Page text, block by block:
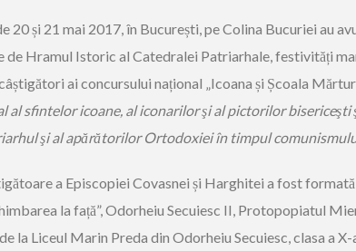
20 și 21 mai 2017, în București, pe Colina Bucuriei au
de Hramul Istoric al Catedralei Patriarhale, festivități
ai concursului național „Icoana și Școala
al sfintelor icoane, al iconarilor şi al pictorilor bisericeşti
şi al apărătorilor Ortodoxiei în timpul
a Episcopiei Covasnei și Harghitei a fost
la față”, Odorheiu Secuiesc II, Protopopiatul
la Liceul Marin Preda din Odorheiu Secuiesc, clasa a X-